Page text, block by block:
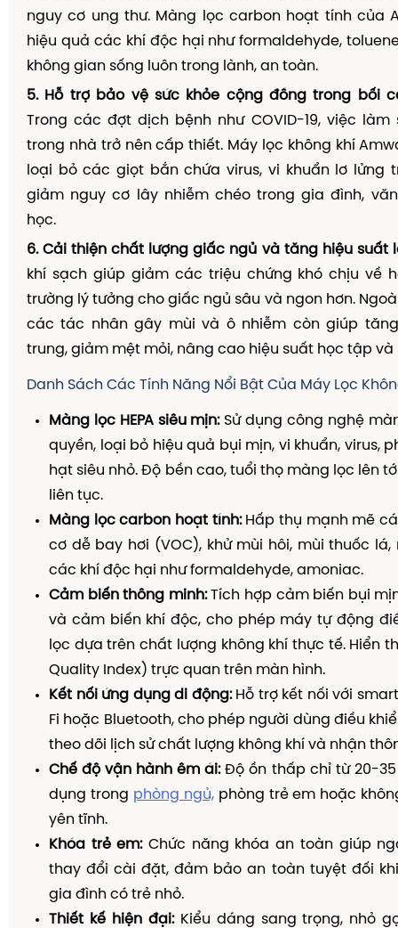
nguy cơ ung thư. Màng lọc carbon hoạt tính của
hiệu quả các khí độc hại như formaldehyde,
không gian sống luôn trong lành, an toàn.
5. Hỗ trợ bảo vệ sức khỏe cộng đồng trong bối
Trong các đợt dịch bệnh như COVID-19, việc làm
trong nhà trở nên cấp thiết. Máy lọc không khí
loại bỏ các giọt bắn chứa virus, vi khuẩn lơ lửng
giảm nguy cơ lây nhiễm chéo trong gia đình,
học.
6. Cải thiện chất lượng giấc ngủ và tăng hiệu suất
khí sạch giúp giảm các triệu chứng khó chịu về
trường lý tưởng cho giấc ngủ sâu và ngon hơn.
các tác nhân gây mùi và ô nhiễm còn giúp
trung, giảm mệt mỏi, nâng cao hiệu suất học tập và
Danh Sách Các Tính Năng Nổi Bật Của Máy Lọc
Màng lọc HEPA siêu mịn:Sử dụng công nghệ
quyền, loại bỏ hiệu quả bụi mịn, vi khuẩn, virus,
hạt siêu nhỏ. Độ bền cao, tuổi thọ màng lọc lên
liên tục.
Màng lọc carbon hoạt tính:Hấp thụ mạnh mẽ
cơ dễ bay hơi (VOC), khử mùi hôi, mùi thuốc
các khí độc hại như formaldehyde, amoniac.
Cảm biến thông minh:Tích hợp cảm biến bụi
và cảm biến khí độc, cho phép máy tự động
lọc dựa trên chất lượng không khí thực tế. Hiển
Quality Index) trực quan trên màn hình.
Kết nối ứng dụng di động:Hỗ trợ kết nối với
Fi hoặc Bluetooth, cho phép người dùng điều
theo dõi lịch sử chất lượng không khí và nhận
Chế độ vận hành êm ái:Độ ồn thấp chỉ từ 20-35
dụng trong phòng ngủ,phòng trẻ em hoặc
yên tĩnh.
Khóa trẻ em:Chức năng khóa an toàn giúp
thay đổi cài đặt, đảm bảo an toàn tuyệt đối
gia đình có trẻ nhỏ.
Thiết kế hiện đại:Kiểu dáng sang trọng, nhỏ